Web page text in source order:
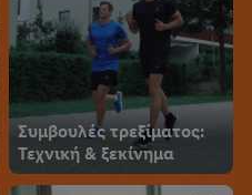
Συμβουλές τρεξίματος:
Τεχνική & ξεκίνημα